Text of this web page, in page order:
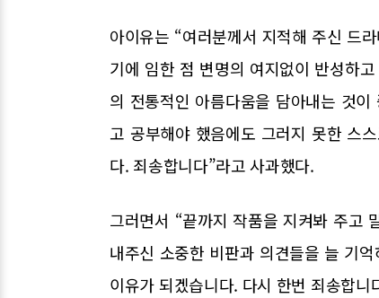
아이유는 “여러분께서 지적해 주신 드
기에 임한 점 변명의 여지없이 반성하
의 전통적인 아름다움을 담아내는 것
고 공부해야 했음에도 그러지 못한 스
다. 죄송합니다”라고 사과했다.
그러면서 “끝까지 작품을 지켜봐 주고
내주신 소중한 비판과 의견들을 늘 기
이유가 되겠습니다. 다시 한번 죄송합니